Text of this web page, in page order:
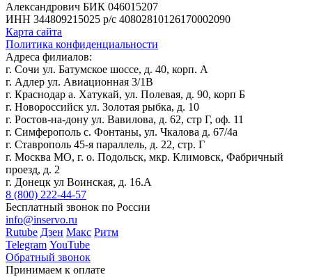
Александрович БИК 046015207
ИНН 344809215025 р/с 40802810126170002090
Карта сайта
Политика конфиденциальности
Адреса филиалов:
г. Сочи ул. Батумское шоссе, д. 40, корп. А
г. Адлер ул. Авиационная 3/1В
г. Краснодар а. Хатукай, ул. Полевая, д. 90, корп Б
г. Новороссийск ул. Золотая рыбка, д. 10
г. Ростов-на-дону ул. Вавилова, д. 62, стр Г, оф. 11
г. Симферополь с. Фонтаны, ул. Чкалова д. 67/4а
г. Ставрополь 45-я параллель, д. 22, стр. Г
г. Москва МО, г. о. Подольск, мкр. Климовск, Фабричный
проезд, д. 2
г. Донецк ул Воинская, д. 16.А
8 (800) 222-44-57
Бесплатный звонок по России
info@inservo.ru
Rutube Дзен Макс Ритм
Telegram YouTube
Обратный звонок
Принимаем к оплате